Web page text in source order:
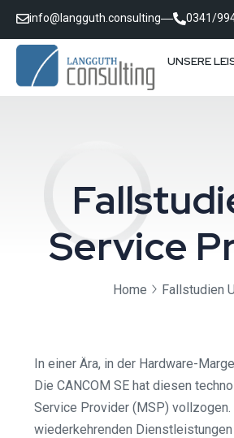
info@langguth.consulting 0341/
UNSERE
Service
Home Fallstudien
In einer Ära, in der Hardware-
Die CANCOM SE hat diesen
Service Provider (MSP)
wiederkehrenden